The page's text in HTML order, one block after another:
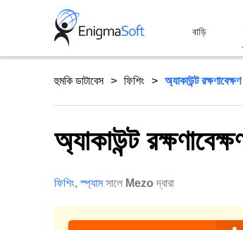
বাড়ি
হুমকি ডাটাবেস ফিশিং অ্যাকাউন্ট
অ্যাকাউন্ট
ফিশিং,স্প্যামসালে Mezo দ্বারা